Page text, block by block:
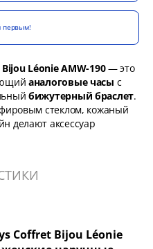
первым!
Léonie AMW-190— это
аналоговые часы с
бижутерный браслет.
стеклом, кожаный
делают аксессуар
Coffret Bijou Léonie